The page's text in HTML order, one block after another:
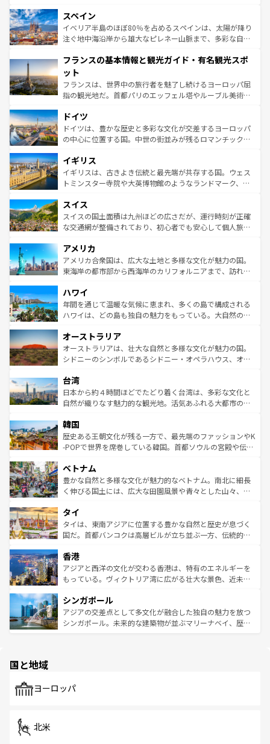
ろん、トスカーナの美しい田園風景やアマルフィ海岸の絶
景など、自然景観も見逃せない。観光の合間には、本場の
ピザやパスタなど、絶品のイタリア料理を堪能することも
ませてくれるイタリアで、忘れられない旅をしてみよう！
なお、新着のイタリア情報は
しい。
スペイン
イベリア半島のほぼ80％を占めるスペインは、太陽が降り
注ぐ地中海沿岸から雄大なピレネー山脈まで、多彩な自然
文化が根付くこの国では、情熱的なフラメンコ、熱気あふ
れる闘牛、そして美味しいタパスが生活の一部となってい
る。首都マドリードの洗練された雰囲気や、バルセロナの
アートに溢れた街角から、地方では古代ローマ遺跡や中世
せる。地方によって風土や気候が異なるスペインはその個
性で訪れる人を魅了する。 なお、新着のスペイン情報は コ
ンテンツ一覧を参照してほしい。
フランスの基本情報と観光ガイド・有名観光スポ
ット
フランスは、世界中の旅行者を魅了し続けるヨーロッパ屈
指の観光地だ。首都パリのエッフェル塔やルーブル美術館
で、幅広い魅力が詰まっている。華麗な宮殿、歴史的な大
聖堂、美しいビーチ、そして豊かな自然が、訪れる者を心
から魅了する。また、フランスは美食の国としても知ら
いる。シャンパンの発祥地であるランス、プロヴァンスの
香り高いラベンダー畑など、多彩な楽しみ方が可能だ。さ
らに、パリ以外の地域にも魅力が溢れており、どの街角に
れる地方に足を運ぶとそれぞれで全く異なる文化を体験で
きるだろう。 なお、新着のフランス情報はコンテンツ一覧
を参照してほしい。
ドイツ
ドイツは、豊かな歴史と多彩な文化が交差するヨーロッパ
の中心に位置する国。中世の街並みが残るロマンチック街
顔を持つこの国は、どこを歩いても飽きることがない。ベ
ルリンの文化的活気、バイエルン州のアルプスの絶景、そ
してライン川沿いのワイン畑といった風景は必見。ビール
は、お酒好きな人にはぜひ体験してほしい。 なお、新着の
ドイツ情報はコンテンツ一覧を参照してほしい。
イギリス
イギリスは、古きよき伝統と最先端が共存する国。ウェス
トミンスター寺院や大英博物館のようなランドマーク、歴
リアごとに異なる魅力がある。また、優雅なアフタヌーン
ティー、ビール好きにはたまらない英国パブ、サッカー観
戦など、本場だからこそできる体験も豊富。イギリスを旅
ンツ一覧を参照してほしい。
スイス
スイスの国土面積は九州ほどの広さだが、運行時刻が正確
な交通網が整備されており、初心者でも安心して個人旅行
の建物がそのまま残る町や、スイスならではのユニークな
博物館もあり、アルプス観光だけでなく町歩きも満喫する
ことができる。国民の所得が高いため物価も高いが、旅行
ば市内交通費無料で観光を楽しむこともできる。 なお、新
着のスイス情報はコンテンツ一覧 を参照してほしい。
アメリカ
アメリカ合衆国は、広大な土地と多様な文化が魅力の国。
東海岸の都市部から西海岸のカリフォルニアまで、訪れる
のような巨大都市は、観光、ショッピング、エンターテイ
ンメントが詰まった刺激的なスポットだ。一方、アメリカ
西部には大自然が広がり、グランドキャニオンやイエロー
部のニューオーリンズでは、音楽と美食が融合した独特の
文化が魅力。旅行者はアメリカの各地域で異なる魅力を楽
しみながら、その多様性と豊かな歴史を感じることができ
ならではの贅沢な旅のスタイルだ。 なお、新着のアメリカ
情報はコンテンツ一覧を参照してほしい。
ハワイ
年間を通じて温暖な気候に恵まれ、多くの島で構成される
ハワイは、どの島も独自の魅力をもっている。大自然の神
ワイ島は見逃せない。また、定番の観光地といえばオアフ
島だが、静かな自然を求めるならマウイ島やカウアイ島が
おすすめ。エメラルドグリーンに輝く海をはじめ、豊かな
れるおもてなしの心で訪れる人々を迎えてくれるハワイの
人々、おいしいローカルフードやハワイアンミュージッ
ク、伝統的なフラダンスなど、すべてがハワイの魅力を彩
ワイを、存分に味わってほしい。 なお、新着のハワイ情報
はコンテンツ一覧を参照してほしい。
オーストラリア
オーストラリアは、壮大な自然と多様な文化が魅力の国。
シドニーのシンボルであるシドニー・オペラハウス、オー
リアリーフや大陸中央部にそびえるウルル（エアーズロッ
ク）、タスマニアの美しい原生林やケアンズの熱帯雨林な
ど、見どころがたくさん。また、カフェやワイン、オージ
いる。アクティビティも充実しており、サーフィンやダイ
ビング、ハイキングなど、アウトドア好きにはたまらな
い。オーストラリアの多彩な魅力を存分に味わいつくそ
参照してほしい。
台湾
日本から約４時間ほどでたどり着く台湾は、多彩な文化と
自然が織りなす魅力的な観光地。活気あふれる大都市の台
ン）、静ひつな山岳地帯である台湾東部など、都市の喧騒
と山間の静けさが共存しており、訪れる人に新しい発見と
驚きをもたらしてくれる。また、奥深い台湾の食文化も魅
容にもいいと評判のスイーツなど、バラエティ豊かな料理
が味わえる。 なお、新着の台湾情報は コンテンツ一覧を参
照してほしい。
韓国
歴史ある王朝文化が残る一方で、最先端のファッションやK
-POPで世界を席巻している韓国。首都ソウルの宮殿や伝統
き、地方に足を延ばせば四季折々の自然美を楽しむことが
できる。そして、キムチや焼肉、絶品のストリートフード
まで、さまざまな韓国料理が待っている。夜には、韓国な
リティに包まれながら、韓国の多彩な魅力を心ゆくまで味
わってみてほしい。 なお、新着の韓国情報はコンテンツ一
覧を参照してほしい。
ベトナム
豊かな自然と多様な文化が魅力的なベトナム。南北に細長
く伸びる国土には、広大な田園風景や青々とした山々、世
急速な発展と共に伝統が息づく。ハノイの古い町並みやホ
ーチミン市のフランス統治時代の建物も、独特の雰囲気を
醸し出している。また、バラエティの豊かさとおいしさで
とつ。フォーやバインミー、ベトナムコーヒーなどは、ぜ
ひ現地で味わいたい。どの地域を訪れてもあたたかい人々
が旅行者を迎えてくれるので、きっと忘れられない旅にな
参照してほしい。
タイ
タイは、東南アジアに位置する豊かな自然と歴史が息づく
国だ。首都バンコクは高層ビルが立ち並ぶ一方、伝統的な
の活気が交差している。北部ではチェンマイなどの山岳地
帯で自然と触れ合い、南部ではプーケットやクラビの美し
いビーチでリゾート気分を楽しむことができる。タイ料理
激する。気候は一年中温暖で、どの季節にも異なる楽しみ
が待っている。親しみやすいタイの人々、仏教を中心とし
た文化、そして多様な観光資源が、訪れる旅人を魅了し続
香港
アジアと西洋の文化が交わる香港は、特有のエネルギーを
もっている。ヴィクトリア湾に広がる壮大な景色、近未来
み、どこを訪れても感動するはず。観光スポットが密集し
ており、効率よく見どころを回れるのも魅力。息をのむよ
うな絶景から文化的な体験まで、香港を存分に楽しみ尽く
シンガポール
アジアの交差点として多文化が融合した独自の魅力を放つ
シンガポール。未来的な建築物が並ぶマリーナベイ、歴史
で、ホーカーズは地元の風情を楽しめる外せないスポット
国と地域
ヨーロッパ
北米